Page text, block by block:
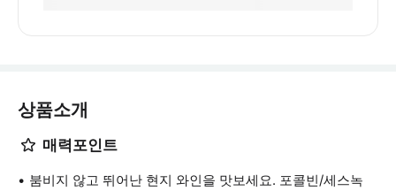
상품소개
매력포인트
붐비지 않고 뛰어난 현지 와인을 맛보세요. 포콜빈/세스녹